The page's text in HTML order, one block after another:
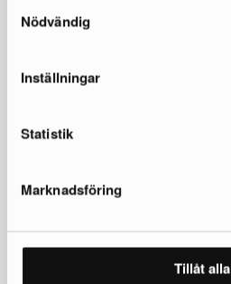
Nödvändig
Inställningar
Statistik
Marknadsföring
Tillåt alla
1 i lager · Utmärkt skick
3 989 kr